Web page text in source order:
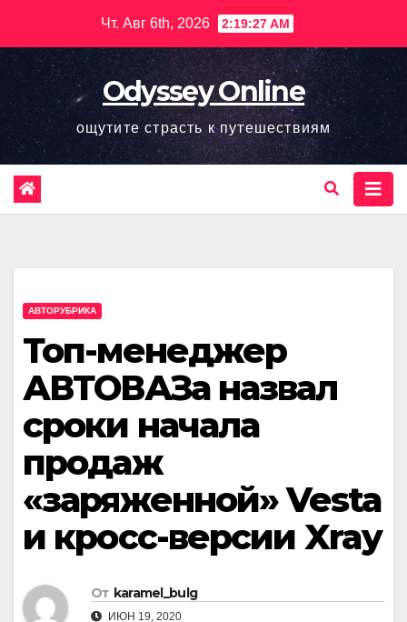
содержимому
Чт. Авг 6th, 2026 2:19:28 AM
Odyssey Online
ощутите страсть к путешествиям
АВТОРУБРИКА
Топ-менеджер
АВТОВАЗа назвал
сроки начала
продаж
«заряженной» Vesta
и кросс-версии Xray
От karamel_bulg
ИЮН 19, 2020